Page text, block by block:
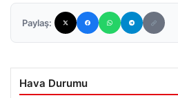
Paylaş:
Hava Durumu